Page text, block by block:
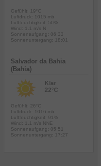
Gefühlt: 19°C
Luftdruck: 1015 mb
Luftfeuchtigkeit: 50%
Wind: 1.1 m/s N
Sonnenaufgang: 06:33
Sonnenuntergang: 18:01
Salvador da Bahia
(Bahia)
Klar
22°C
Gefühlt: 26°C
Luftdruck: 1016 mb
Luftfeuchtigkeit: 91%
Wind: 1.1 m/s NNE
Sonnenaufgang: 05:51
Sonnenuntergang: 17:27